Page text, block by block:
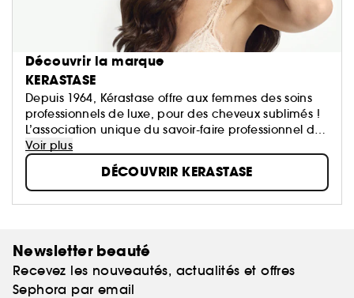
Découvrir la marque
KERASTASE
Depuis 1964, Kérastase offre aux femmes des soins
professionnels de luxe, pour des cheveux sublimés !
L’association unique du savoir-faire professionnel du
coiffeur et le meilleur de la Recherche Avancée
L'Oréal.
Voir plus
DÉCOUVRIR KERASTASE
Newsletter beauté
Recevez les nouveautés, actualités et offres
Sephora par email